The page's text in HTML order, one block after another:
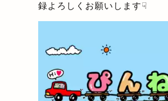
録よろしくお願いします☟